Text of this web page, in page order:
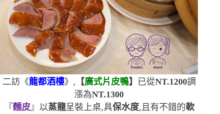
二訪《龍都酒樓》, 【廣式片皮鴨】 已從NT.1200調
漲為NT.1300
『麵皮』以蒸籠呈裝上桌,具保水度,且有不錯的軟